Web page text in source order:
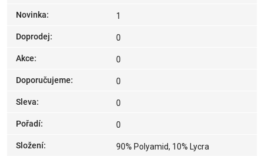
Novinka: 1
Doprodej: 0
Akce: 0
Doporučujeme: 0
Sleva: 0
Pořadí: 0
Složení: 90% Polyamid, 10% Lycra